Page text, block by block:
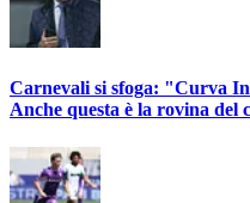
Carnevali si sfoga: "Curva
Anche questa è la rovina del